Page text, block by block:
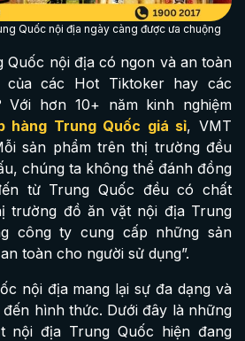
Quốc nội địa ngày càng được ưa chuộng
Quốc nội địa có ngon và an toàn
các Hot Tiktoker hay các
Với hơn 10+ năm kinh nghiệm
hàng Trung Quốc giá sỉ, VMT
sản phẩm trên thị trường đều
chúng ta không thể đánh đồng
từ Trung Quốc đều có chất
trường đồ ăn vặt nội địa Trung
công ty cung cấp những sản
toàn cho người sử dụng”.
nội địa mang lại sự đa dạng và
hình thức. Dưới đây là những
nội địa Trung Quốc hiện đang